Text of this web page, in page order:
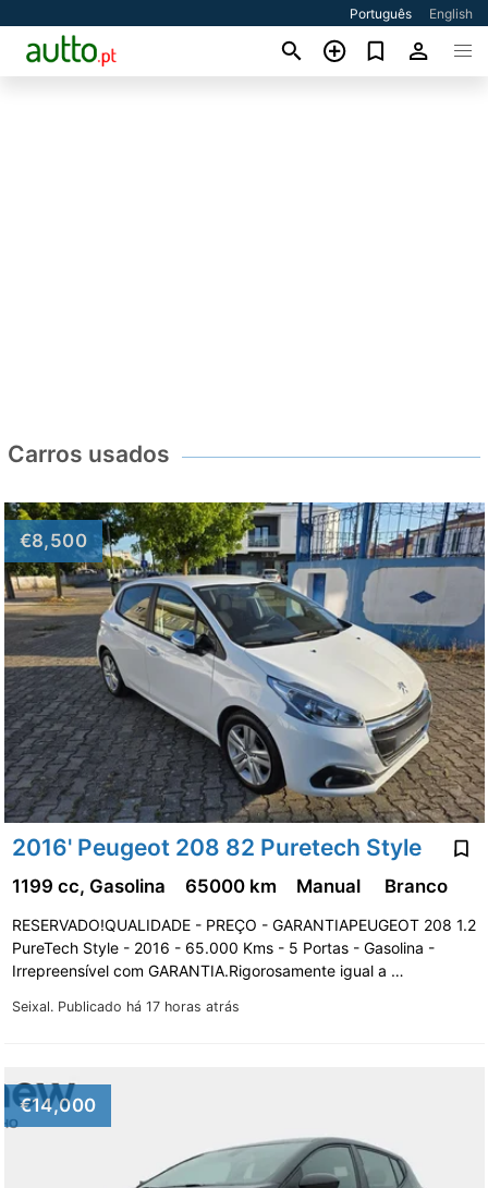
Português English
Carros usados
€8,500
2016' Peugeot 208 82 Puretech Style
Seixal. Publicado há 17 horas atrás
1199 cc, Gasolina 65000 km Manual Branco
RESERVADO!QUALIDADE - PREÇO - GARANTIAPEUGEOT 208 1.2
PureTech Style - 2016 - 65.000 Kms - 5 Portas - Gasolina -
Irrepreensível com GARANTIA.Rigorosamente igual a …
€14,000